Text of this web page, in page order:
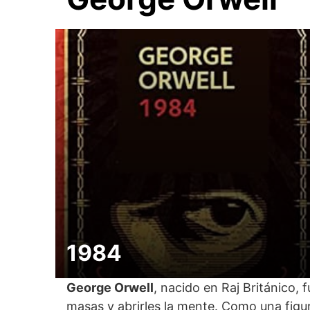
1984
George Orwell, nacido en Raj Británico,
masas y abrirles la mente. Como una